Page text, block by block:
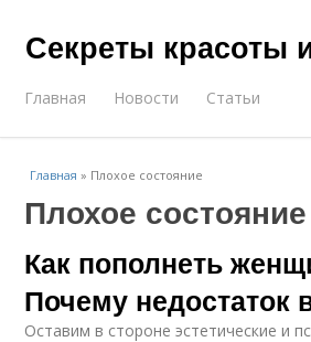
Секреты красоты
Главная Новости Статьи
Главная » Плохое состояние
Плохое состояние
Как пополнеть
Почему недостаток
Оставим в стороне эстетические и